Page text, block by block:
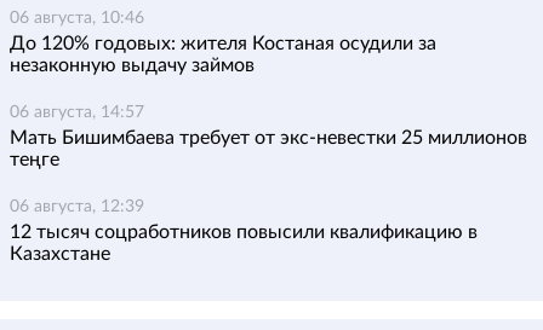
06 августа, 10:46
До 120% годовых: жителя Костаная осудили за
незаконную выдачу займов
06 августа, 14:57
Мать Бишимбаева требует от экс-невестки 25 миллионов
теңге
06 августа, 12:39
12 тысяч соцработников повысили квалификацию в
Казахстане